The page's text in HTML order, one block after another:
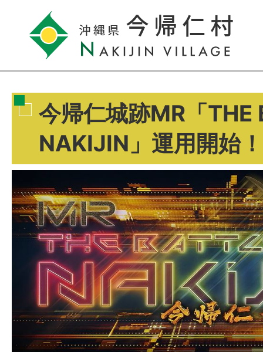
今帰仁城跡MR「THE
NAKIJIN」運用開始